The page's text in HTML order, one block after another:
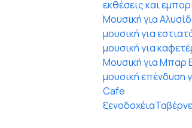
εκθέσεις και
Μουσική για
μουσική για
μουσική για
Μουσική για Μπαρ
μουσική επένδυση
Cafe
ξενοδοχέια